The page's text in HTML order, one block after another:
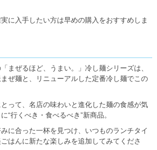
に入手したい方は早めの購入をおすすめしま
まぜるほど、うまい。」冷し麺シリーズは、
ぜ麺と、リニューアルした定番冷し麺でこの
とって、名店の味わいと進化した麺の食感が気
“行くべき・食べるべき”新商品。
に合った一杯を見つけ、いつものランチタイ
はんに新たな楽しみを追加してみてくださ